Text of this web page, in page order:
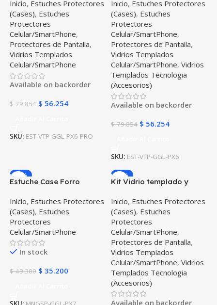
Protector para celular
Google Pixel 6 Pro
Inicio, Estuches Protectores
(Cases), Estuches
Protectores
Celular/SmartPhone,
Protectores de Pantalla,
Vidrios Templados
Celular/SmartPhone
Available on backorder
$79.854 $ 56.254
SKU: EST-VTP-GGL-PX6-PRO
Protector para celular
Google Pixel 6
Inicio, Estuches Protectores
(Cases), Estuches
Protectores
Celular/SmartPhone,
Protectores de Pantalla,
Vidrios Templados
Celular/SmartPhone, Vidrios
Templados Tecnologia
(Accesorios)
Available on backorder
$79.854 $ 56.254
SKU: EST-VTP-GGL-PX6
-29%
Estuche Case Forro
Delgada Anticaída para
Celular Smartphone
Google Pixel 7 5G 2022 6,3
pulgadas
Inicio, Estuches Protectores
(Cases), Estuches
Protectores
Celular/SmartPhone
In stock
$49.300 $ 35.200
-24%
Kit Vidrio templado y
Protector para celular
Google Pixel 7 5G 2022 6,3
pulgadas
Inicio, Estuches Protectores
(Cases), Estuches
Protectores
Celular/SmartPhone,
Protectores de Pantalla,
Vidrios Templados
Celular/SmartPhone, Vidrios
Templados Tecnologia
(Accesorios)
Available on backorder